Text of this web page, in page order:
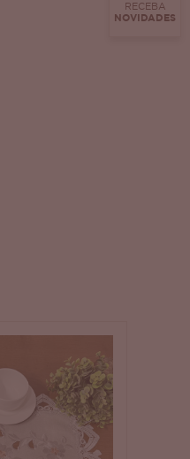
RECEBA
NOVIDADES